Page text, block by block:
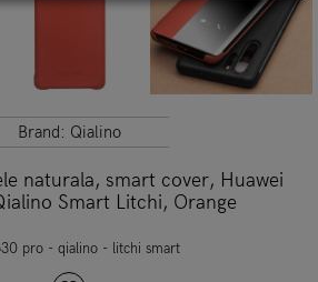
Brand: Qialino
naturala, smart cover, Huawei
Smart Litchi, Orange
pro - qialino - litchi smart